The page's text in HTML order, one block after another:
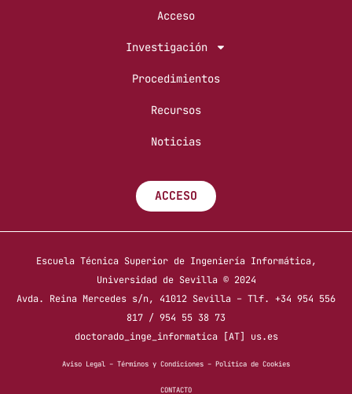
Acceso
Investigación
Procedimientos
Recursos
Noticias
ACCESO
Escuela Técnica Superior de Ingeniería Informática,
Universidad de Sevilla © 2024
Avda. Reina Mercedes s/n, 41012 Sevilla – Tlf. +34 954 556
817 / 954 55 38 73
doctorado_inge_informatica [AT] us.es
Aviso Legal – Términos y Condiciones – Política de Cookies
CONTACTO